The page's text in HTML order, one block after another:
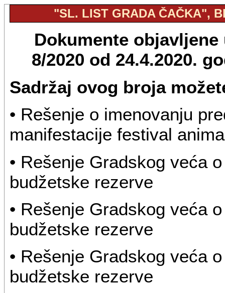
"SL. LIST GRADA ČAČKA",
Dokumente
8/2020 od 24.4.2020.
Sadržaj ovog broja
• Rešenje o imenovanju
manifestacije festival
• Rešenje Gradskog veća
budžetske rezerve
• Rešenje Gradskog veća
budžetske rezerve
• Rešenje Gradskog veća
budžetske rezerve